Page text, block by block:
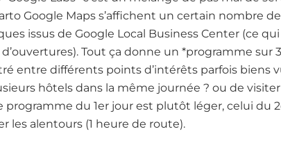
Google Maps s’affichent un certain nombre
issus de Google Local Business Center (ce
Tout ça donne un *programme sur
entre différents points d’intérêts parfois biens
hôtels dans la même journée ? ou de visiter
du 1er jour est plutôt léger, celui du
les alentours (1 heure de route).